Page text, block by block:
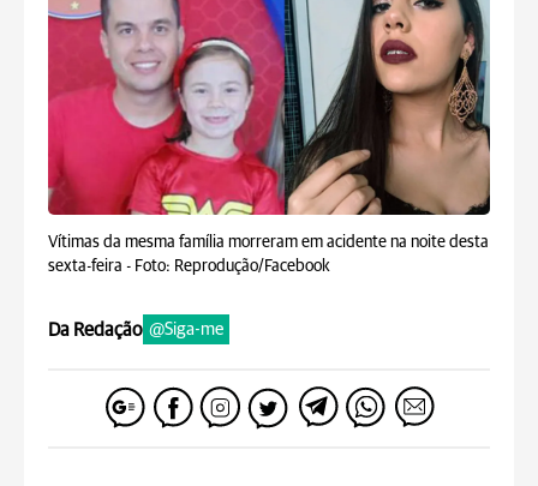
Vítimas da mesma família morreram em acidente na noite desta
sexta-feira - Foto: Reprodução/Facebook
Da Redação @Siga-me